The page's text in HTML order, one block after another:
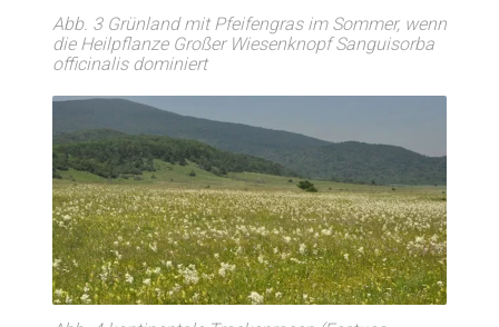
Abb. 3 Grünland mit Pfeifengras im Sommer, wenn
die Heilpflanze Großer Wiesenknopf Sanguisorba
officinalis dominiert